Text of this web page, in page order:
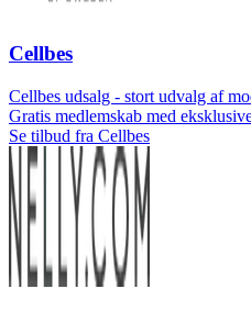
Cellbes
Cellbes udsalg - stort udvalg af
Gratis medlemskab med
Se tilbud fra Cellbes